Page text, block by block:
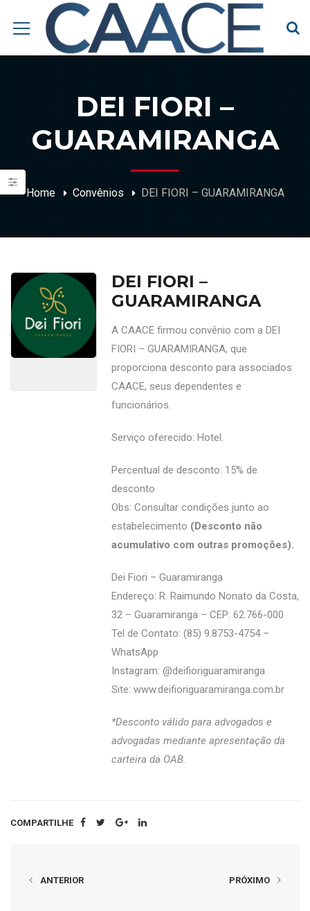
DEI FIORI –
GUARAMIRANGA
Home Convênios DEI FIORI – GUARAMIRANGA
DEI FIORI –
GUARAMIRANGA
A CAACE firmou convênio com a DEI
FIORI – GUARAMIRANGA, que
proporciona desconto para associados
CAACE, seus dependentes e
funcionários.
Serviço oferecido: Hotel.
Percentual de desconto: 15% de
desconto
Obs: Consultar condições junto ao
estabelecimento (Desconto não
acumulativo com outras promoções).
Dei Fiori – Guaramiranga
Endereço: R. Raimundo Nonato da Costa,
32 – Guaramiranga – CEP: 62.766-000
Tel de Contato: (85) 9.8753-4754 –
WhatsApp
Instagram: @‌deifioriguaramiranga
Site:www.deifioriguaramiranga.com.br
*Desconto válido para advogados e
advogadas mediante apresentação da
carteira da OAB.
COMPARTILHE
ANTERIOR PRÓXIMO